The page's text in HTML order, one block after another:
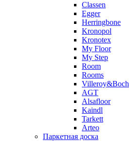
Classen
Egger
Herringbone
Kronopol
Kronotex
My Floor
My Step
Room
Rooms
Villeroy&Boch
AGT
Alsafloor
Kaindl
Tarkett
Arteo
Паркетная доска